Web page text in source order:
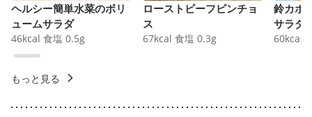
ヘルシー簡単水菜のボリ
ュームサラダ
46kcal 食塩 0.5g
ローストビーフピンチョ
ス
67kcal 食塩 0.3g
鈴カボ
サラダ
60kcal
もっと見る